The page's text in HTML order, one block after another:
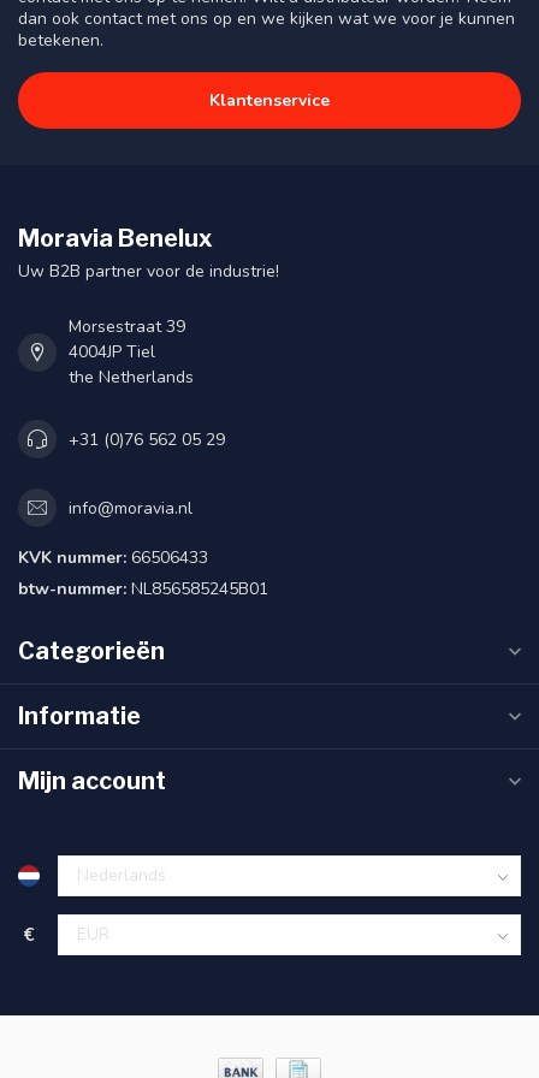
dan ook contact met ons op en we kijken wat we voor je kunnen
betekenen.
Klantenservice
Moravia Benelux
Uw B2B partner voor de industrie!
Morsestraat 39
4004JP Tiel
the Netherlands
+31 (0)76 562 05 29
info@moravia.nl
KVK nummer: 66506433
btw-nummer: NL856585245B01
Categorieën
Informatie
Mijn account
€